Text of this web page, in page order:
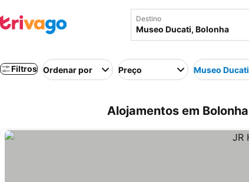
Destino
Filtros Ordenar por Preço Museo Ducati
Alojamentos em